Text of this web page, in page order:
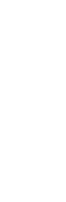
っています。
像できないか
ドロとしてそ